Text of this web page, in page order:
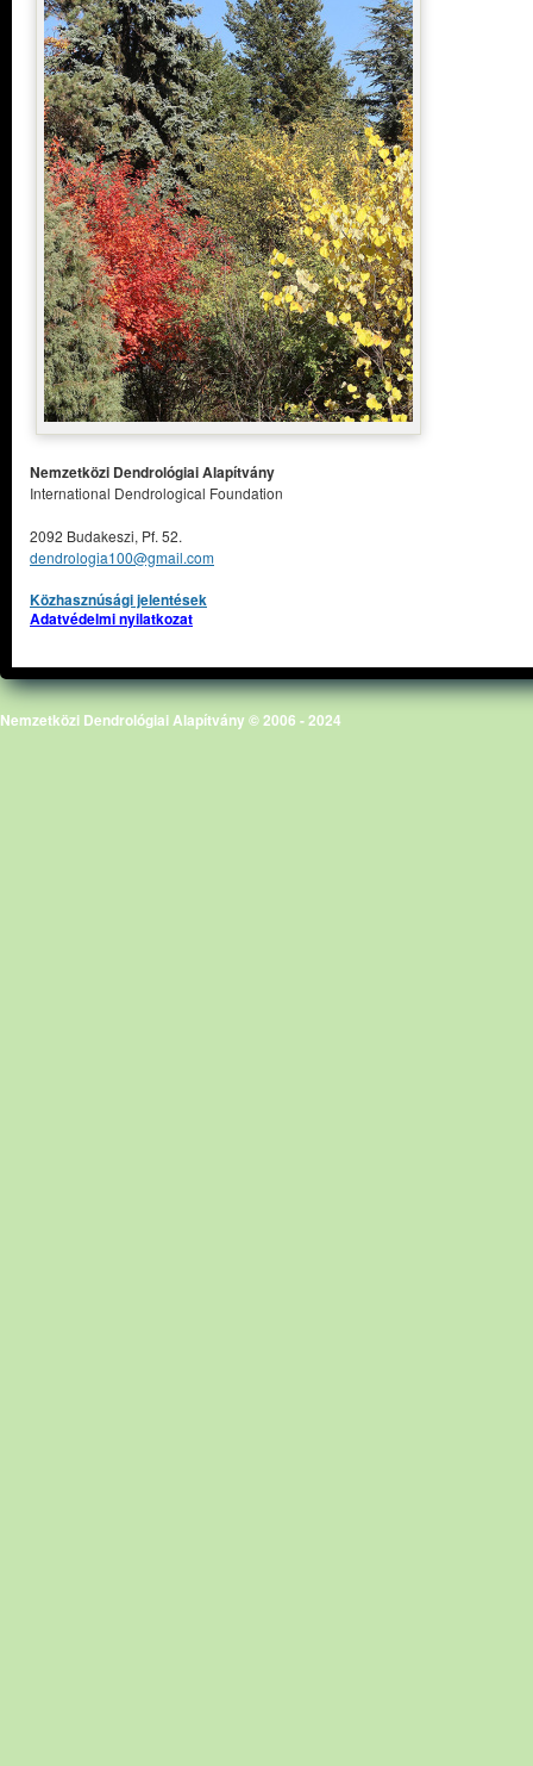
Nemzetközi Dendrológiai Alapítvány
International Dendrological Foundation
2092 Budakeszi, Pf. 52.
dendrologia100@gmail.com
Közhasznúsági jelentések
Adatvédelmi nyilatkozat
Nemzetközi Dendrológiai Alapítvány © 2006 - 2024